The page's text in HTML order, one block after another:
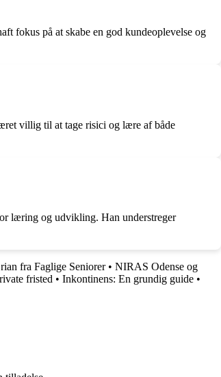
fokus på at skabe en god kundeoplevelse og
villig til at tage risici og lære af både
læring og udvikling. Han understreger
fra Faglige Seniorer• NIRAS Odense og
fristed • Inkontinens: En grundig guide •